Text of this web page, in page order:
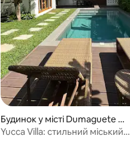
Будинок у місті Dumaguete Ci
ty
Yucca Villa: стильний міський